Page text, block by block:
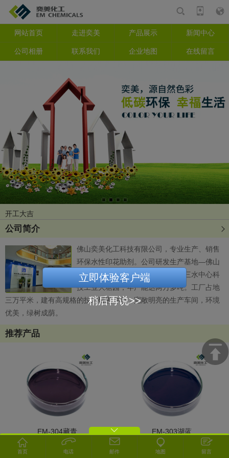
网站首页 走进奕美 产品展示 新闻中心
公司相册 联系我们 企业地图 在线留言
复工复产会议
2026开工大吉
开工大吉
2024迎新年会回顾
2023年中国国际涂料展览会圆满结束
公司简介
佛山奕美化工科技有限公司，专业生产、销售
环保水性印花助剂。公司研发生产基地—佛山
市三水大唐树脂有限公司，座落于三水中心科
技工业大塘园，年产能达两万多吨。工厂占地
三万平米，建有高规格的技术研发中心，宽敞明亮的生产车间，环境
优美，绿树成荫。
推荐产品
EM-304藏青 EM-303湖蓝
产品 相册 资讯
搜索
首页 电话 邮件 地图 留言
立即体验客户端
稍后再说>>